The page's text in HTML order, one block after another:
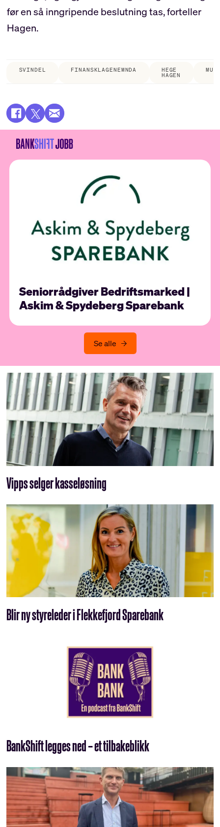
før en så inngripende beslutning tas, forteller
Hagen.
SVINDEL FINANSKLAGENEMNDA HEGE
HAGEN
Seniorrådgiver Bedriftsmarked |
Askim & Spydeberg Sparebank
Se alle
Vipps selger kasseløsning
Blir ny styreleder i Flekkefjord Sparebank
BankShift legges ned – et tilbakeblikk